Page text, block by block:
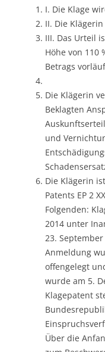
I. Die Klage
II. Die
III. Das Urteil
Höhe von 110
Betrags
Die Klägerin
Beklagten
und
Die Klägerin
Patents EP 2
Folgenden:
2014 unter
23.
Anmeldung
offengelegt
wurde am 5.
Klagepatent
Über die